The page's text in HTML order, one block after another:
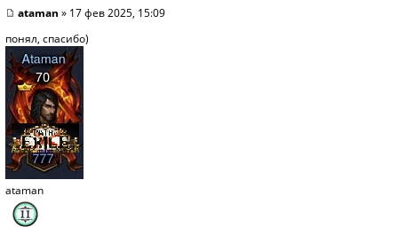
ataman » 17 фев 2025, 15:09
понял, спасибо)
ataman